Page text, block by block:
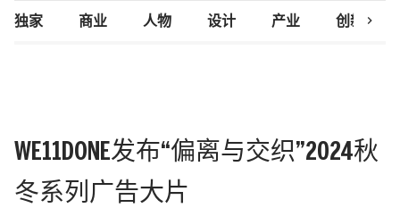
独家 商业 人物 设计 产业 创新研究
chevron_right
WE11DONE发布“偏离与交织”2024秋
冬系列广告大片